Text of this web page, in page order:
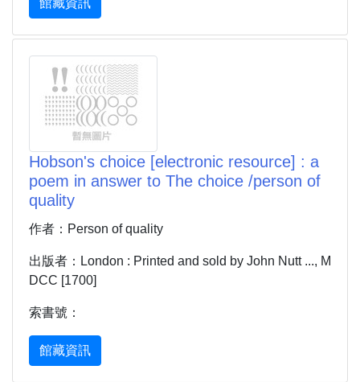
館藏資訊
Hobson's choice [electronic resource] : a
poem in answer to The choice /person of
quality
作者：Person of quality
出版者：London : Printed and sold by John Nutt ..., M
DCC [1700]
索書號：
館藏資訊